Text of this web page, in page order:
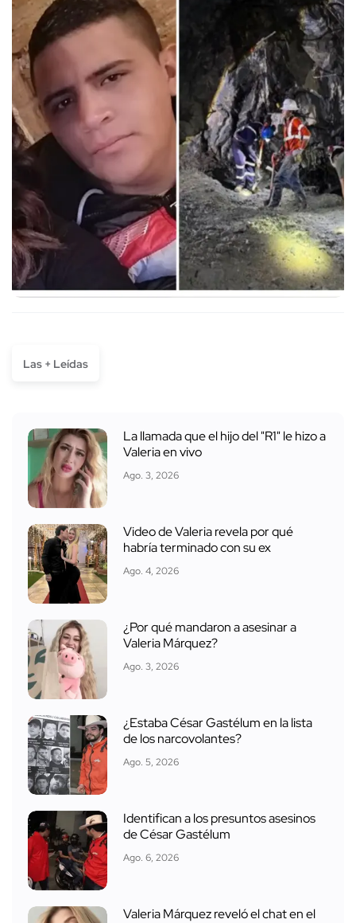
Las + Leídas
La llamada que el hijo del "R1" le hizo a
Valeria en vivo
Ago. 3, 2026
Video de Valeria revela por qué
habría terminado con su ex
Ago. 4, 2026
¿Por qué mandaron a asesinar a
Valeria Márquez?
Ago. 3, 2026
¿Estaba César Gastélum en la lista
de los narcovolantes?
Ago. 5, 2026
Identifican a los presuntos asesinos
de César Gastélum
Ago. 6, 2026
Valeria Márquez reveló el chat en el